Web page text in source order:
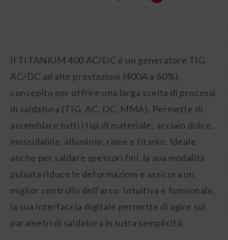
Il TITANIUM 400 AC/DC è un generatore TIG
AC/DC ad alte prestazioni (400A a 60%)
concepito per offrire una larga scelta di processi
di saldatura (TIG, AC, DC, MMA). Permette di
assemblare tutti i tipi di materiale; acciaio dolce,
inossidabile, alluminio, rame e titanio. Ideale
anche per saldare spessori fini, la sua modalità
pulsata riduce le deformazioni e assicura un
miglior controllo dell’arco. Intuitiva e funzionale,
la sua interfaccia digitale permette di agire sui
parametri di saldatura in tutta semplicità.